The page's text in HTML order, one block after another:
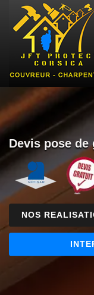
Devis pose de
NOS